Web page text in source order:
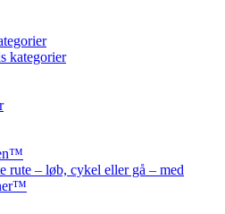
kategorier
rute – løb, cykel eller gå – med